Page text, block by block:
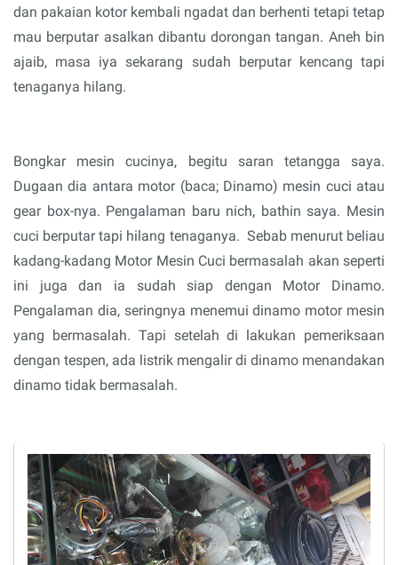
dan pakaian kotor kembali ngadat dan berhenti tetapi tetap
mau berputar asalkan dibantu dorongan tangan. Aneh bin
ajaib, masa iya sekarang sudah berputar kencang tapi
tenaganya hilang.
Bongkar mesin cucinya, begitu saran tetangga saya.
Dugaan dia antara motor (baca; Dinamo) mesin cuci atau
gear box-nya. Pengalaman baru nich, bathin saya. Mesin
cuci berputar tapi hilang tenaganya. Sebab menurut beliau
kadang-kadang Motor Mesin Cuci bermasalah akan seperti
ini juga dan ia sudah siap dengan Motor Dinamo.
Pengalaman dia, seringnya menemui dinamo motor mesin
yang bermasalah. Tapi setelah di lakukan pemeriksaan
dengan tespen, ada listrik mengalir di dinamo menandakan
dinamo tidak bermasalah.